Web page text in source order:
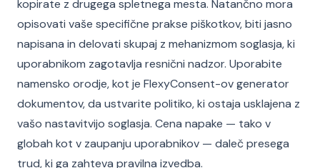
kopirate z drugega spletnega mesta. Natančno mora
opisovati vaše specifične prakse piškotkov, biti jasno
napisana in delovati skupaj z mehanizmom soglasja, ki
uporabnikom zagotavlja resnični nadzor. Uporabite
namensko orodje, kot je FlexyConsent-ov generator
dokumentov, da ustvarite politiko, ki ostaja usklajena z
vašo nastavitvijo soglasja. Cena napake — tako v
globah kot v zaupanju uporabnikov — daleč presega
trud, ki ga zahteva pravilna izvedba.